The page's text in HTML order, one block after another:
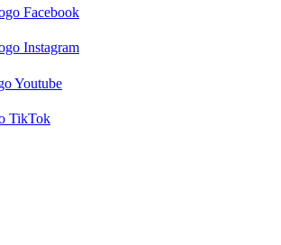
Facebook
Instagram
Youtube
TikTok